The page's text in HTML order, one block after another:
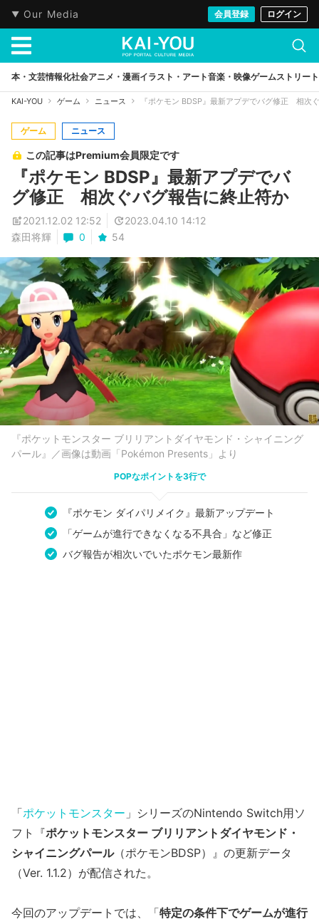
Our Media 会員登録 ログイン
本・文芸情報化社会アニメ・漫画イラスト・アート音楽・映像ゲームストリート
KAI-YOU ゲーム ニュース 『ポケモン BDSP』最新アプデでバグ修正 相次
ゲーム ニュース
この記事はPremium会員限定です
『ポケモン BDSP』最新アプデでバ
グ修正 相次ぐバグ報告に終止符か
2021.12.02 12:52
2023.04.10 14:12
森田将輝
0 54
『ポケットモンスター ブリリアントダイヤモンド・シャイニング
パール』／画像は動画「Pokémon Presents」より
POPなポイントを3行で
『ポケモン ダイパリメイク』最新アップデート
「ゲームが進行できなくなる不具合」など修正
バグ報告が相次いでいたポケモン最新作
「ポケットモンスター 」シリーズのNintendo Switch用ソ
フト『ポケットモンスター ブリリアントダイヤモンド・
シャイニングパール（ポケモンBDSP）』の更新データ
（Ver. 1.1.2）が配信された。
今回のアップデートでは、「特定の条件下でゲームが進行